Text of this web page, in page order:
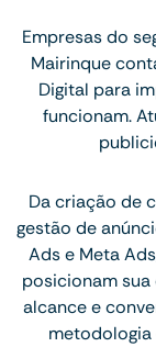
Empresas do
Mairinque
Digital para
funcionam.
Da criação de
gestão de
Ads e Meta
posicionam
alcance e
metodologia